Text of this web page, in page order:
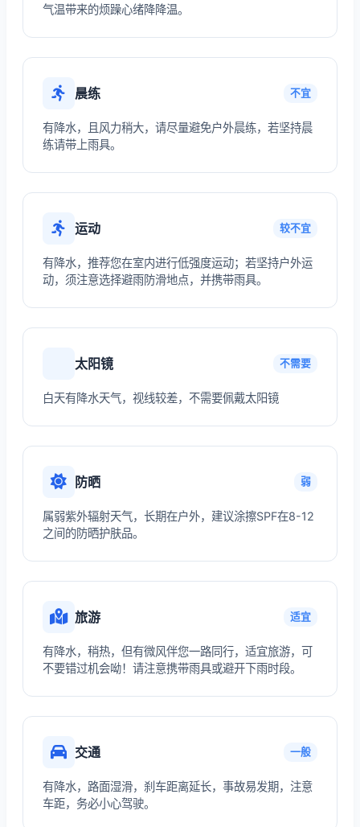
气温带来的烦躁心绪降降温。
晨练 不宜
有降水，且风力稍大，请尽量避免户外晨练，若坚持晨
练请带上雨具。
运动 较不宜
有降水，推荐您在室内进行低强度运动；若坚持户外运
动，须注意选择避雨防滑地点，并携带雨具。
太阳镜 不需要
白天有降水天气，视线较差，不需要佩戴太阳镜
防晒 弱
属弱紫外辐射天气，长期在户外，建议涂擦SPF在8-12
之间的防晒护肤品。
旅游 适宜
有降水，稍热，但有微风伴您一路同行，适宜旅游，可
不要错过机会呦！请注意携带雨具或避开下雨时段。
交通 一般
有降水，路面湿滑，刹车距离延长，事故易发期，注意
车距，务必小心驾驶。